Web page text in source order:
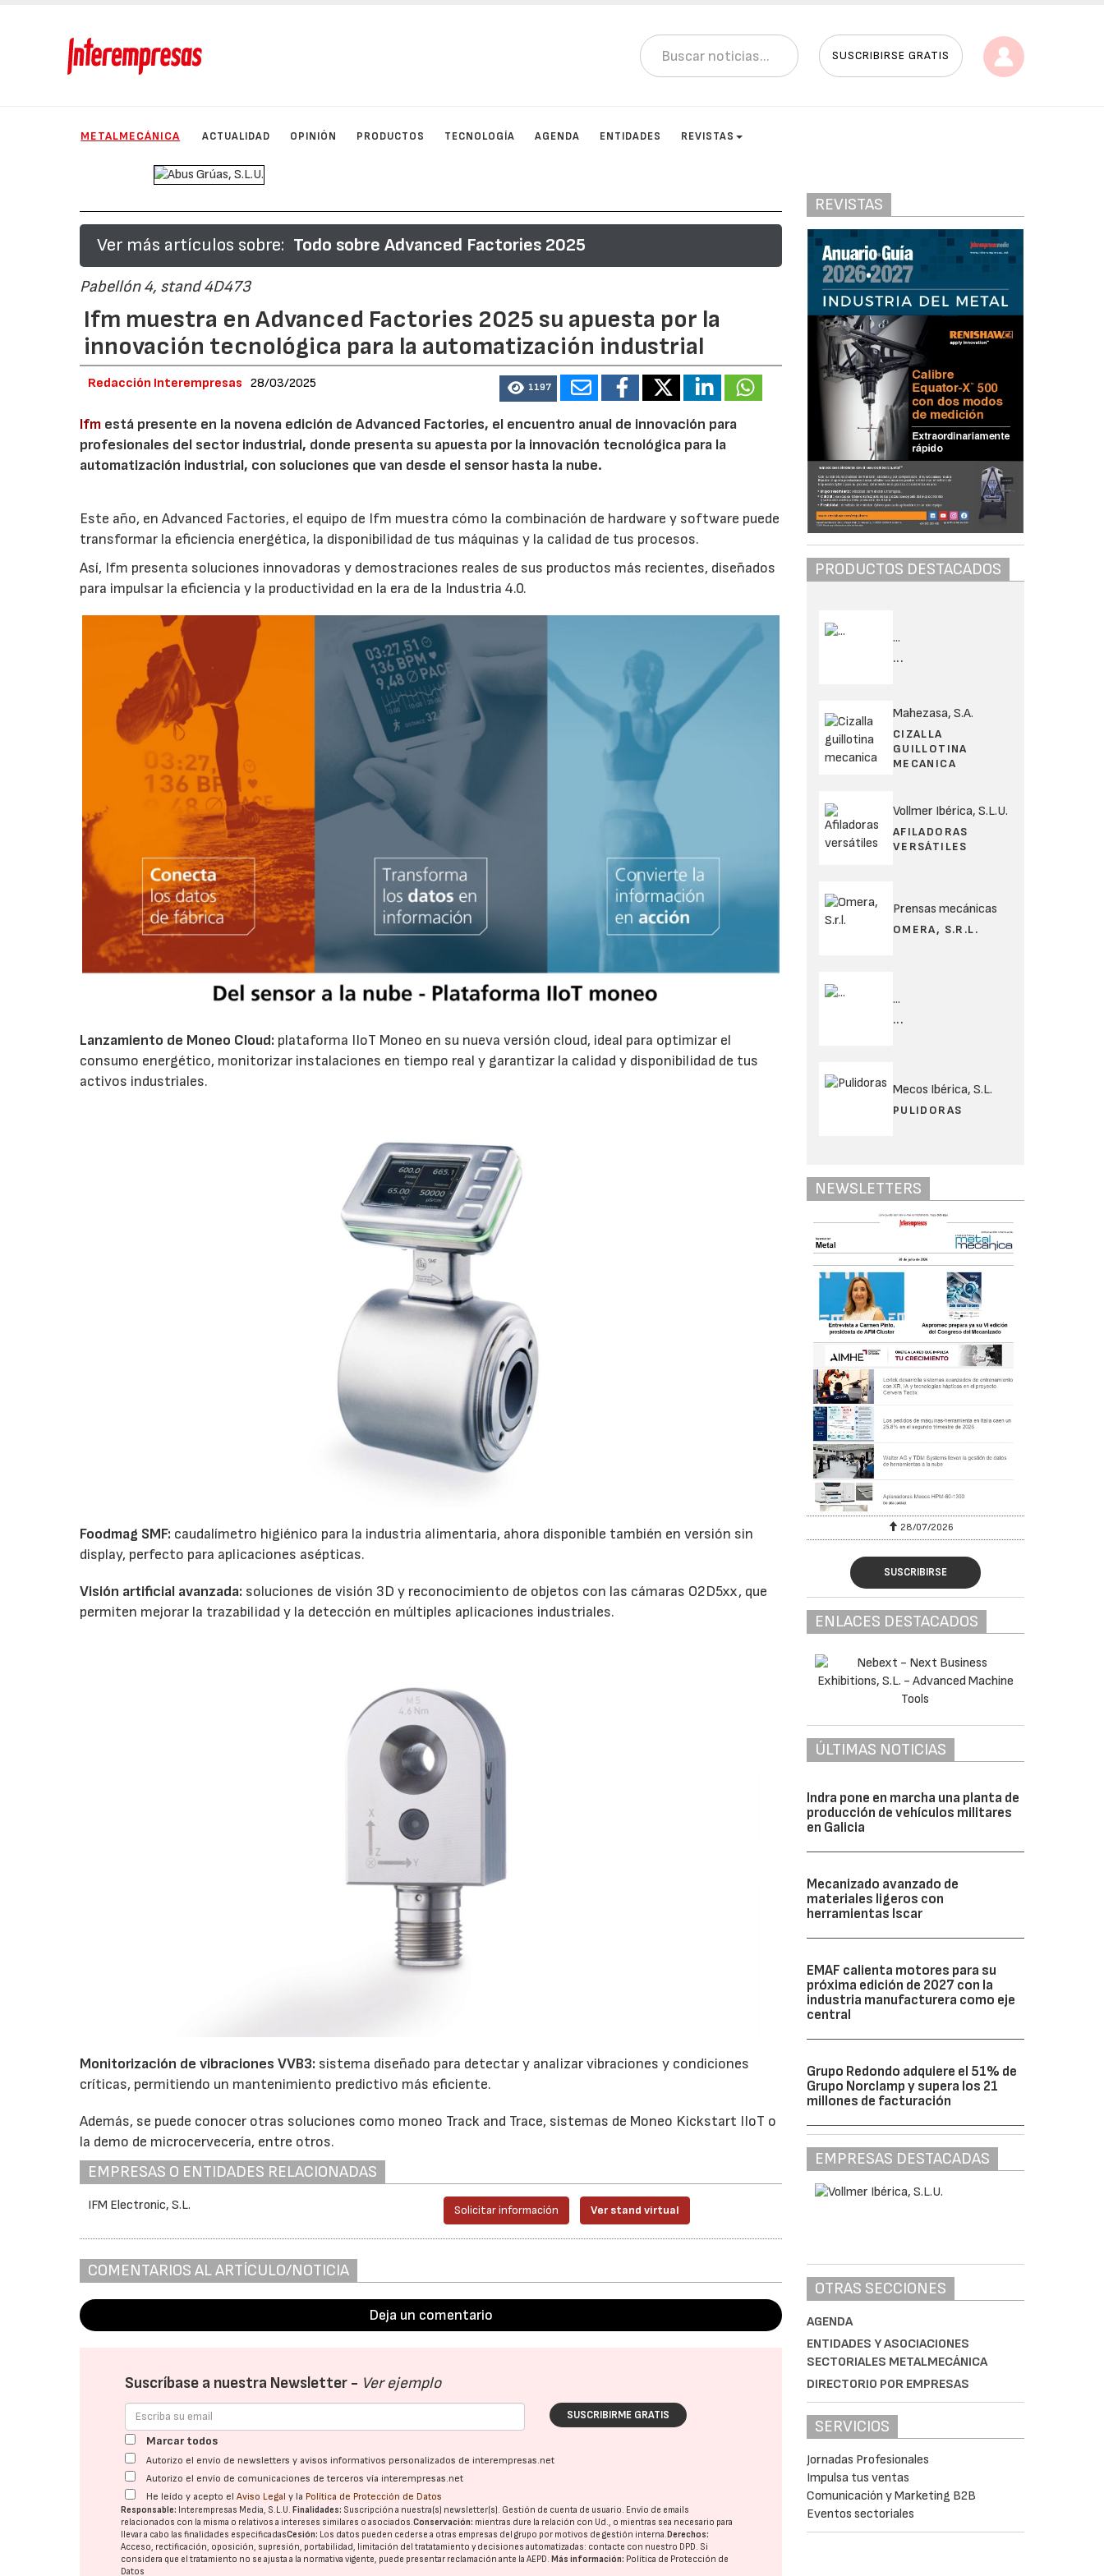
SUSCRIBIRSE GRATIS
METALMECÁNICA ACTUALIDAD OPINIÓN PRODUCTOS TECNOLOGÍA AGENDA ENTIDADES REVISTAS
Ver más artículos sobre: Todo sobre Advanced Factories 2025
Pabellón 4, stand 4D473
Ifm muestra en Advanced Factories 2025 su apuesta por la
innovación tecnológica para la automatización industrial
Redacción Interempresas 28/03/2025 1197
Ifm está presente en la novena edición de Advanced Factories, el encuentro anual de innovación para
profesionales del sector industrial, donde presenta su apuesta por la innovación tecnológica para la
automatización industrial, con soluciones que van desde el sensor hasta la nube.
Este año, en Advanced Factories, el equipo de Ifm muestra cómo la combinación de hardware y software puede
transformar la eficiencia energética, la disponibilidad de tus máquinas y la calidad de tus procesos.
Así, Ifm presenta soluciones innovadoras y demostraciones reales de sus productos más recientes, diseñados
para impulsar la eficiencia y la productividad en la era de la Industria 4.0.
Lanzamiento de Moneo Cloud: plataforma IIoT Moneo en su nueva versión cloud, ideal para optimizar el
consumo energético, monitorizar instalaciones en tiempo real y garantizar la calidad y disponibilidad de tus
activos industriales.
Foodmag SMF: caudalímetro higiénico para la industria alimentaria, ahora disponible también en versión sin
display, perfecto para aplicaciones asépticas.
Visión artificial avanzada: soluciones de visión 3D y reconocimiento de objetos con las cámaras O2D5xx, que
permiten mejorar la trazabilidad y la detección en múltiples aplicaciones industriales.
Monitorización de vibracionesVVB3: sistema diseñado para detectar y analizar vibraciones y condiciones
críticas, permitiendo un mantenimiento predictivo más eficiente.
Además, se puede conocer otras soluciones como moneo Track and Trace, sistemas de Moneo Kickstart IIoT o
la demo de microcervecería, entre otros.
EMPRESAS O ENTIDADES RELACIONADAS
IFM Electronic, S.L. Solicitar información Ver stand virtual
COMENTARIOS AL ARTÍCULO/NOTICIA
Deja un comentario
Suscríbase a nuestra Newsletter - Ver ejemplo
SUSCRIBIRME GRATIS
Marcar todos
Autorizo el envío de newsletters y avisos informativos personalizados de interempresas.net
Autorizo el envío de comunicaciones de terceros vía interempresas.net
He leído y acepto elAviso Legal y la Política de Protección de Datos
Responsable: Interempresas Media, S.L.U.Finalidades: Suscripción a nuestra(s) newsletter(s). Gestión de cuenta de usuario. Envío de emails
relacionados con la misma o relativos a intereses similares o asociados.Conservación: mientras dure la relación con Ud., o mientras sea necesario para
llevar a cabo las finalidades especificadasCesión: Los datos pueden cederse a otras empresas del grupo por motivos de gestión interna.Derechos:
Acceso, rectificación, oposición, supresión, portabilidad, limitación del tratatamiento y decisiones automatizadas: contacte con nuestro DPD. Si
considera que el tratamiento no se ajusta a la normativa vigente, puede presentar reclamación ante laAEPD.Más información: Política de Protección de
Datos
REVISTAS
PRODUCTOS DESTACADOS
...
...
Mahezasa, S.A.
CIZALLA
GUILLOTINA
MECANICA
Vollmer Ibérica, S.L.U.
AFILADORAS
VERSÁTILES
Prensas mecánicas
OMERA, S.R.L.
...
...
Mecos Ibérica, S.L.
PULIDORAS
NEWSLETTERS
28/07/2026 30/07/2026 28/07/2026
SUSCRIBIRSE
ENLACES DESTACADOS
ÚLTIMAS NOTICIAS
Indra pone en marcha una planta de
producción de vehículos militares
en Galicia
Mecanizado avanzado de
materiales ligeros con
herramientas Iscar
EMAF calienta motores para su
próxima edición de 2027 con la
industria manufacturera como eje
central
Grupo Redondo adquiere el 51% de
Grupo Norclamp y supera los 21
millones de facturación
EMPRESAS DESTACADAS
OTRAS SECCIONES
AGENDA
ENTIDADES Y ASOCIACIONES
SECTORIALES METALMECÁNICA
DIRECTORIO POR EMPRESAS
SERVICIOS
Jornadas Profesionales
Impulsa tus ventas
Comunicación y Marketing B2B
Eventos sectoriales